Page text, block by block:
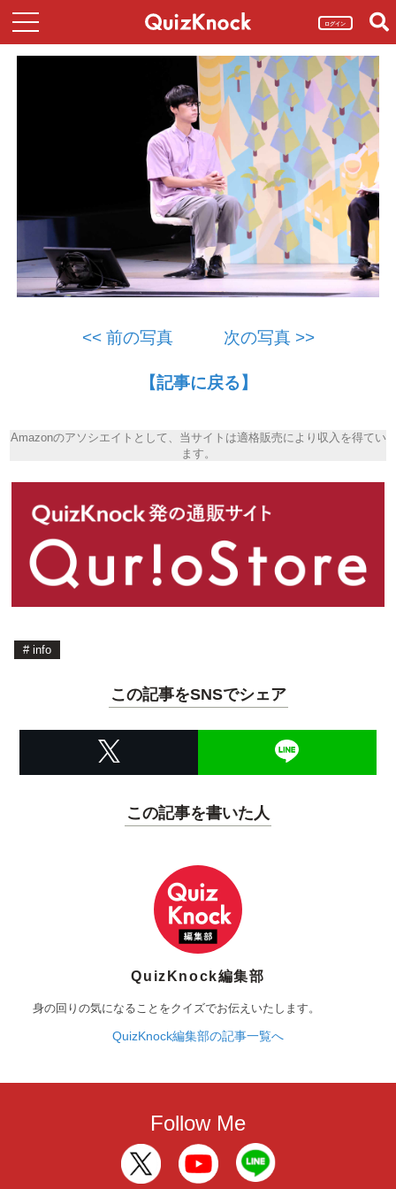
ログイン
<< 前の写真 次の写真 >>
【記事に戻る】
Amazonのアソシエイトとして、当サイトは適格販売により収入を得てい
ます。
# info
この記事をSNSでシェア
この記事を書いた人
QuizKnock編集部
身の回りの気になることをクイズでお伝えいたします。
QuizKnock編集部の記事一覧へ
Follow Me